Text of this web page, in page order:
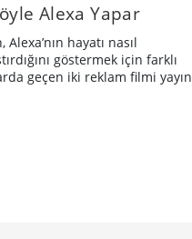
Alexa Yapar
Alexa’nın hayatı nasıl
göstermek için farklı
geçen iki reklam filmi